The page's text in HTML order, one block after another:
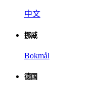
中文
挪威
Bokmål
德国